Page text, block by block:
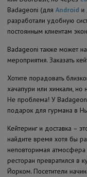
Badageoni (для Android и
разработали удобную
постоянным клиентам
Badageoni также может
мероприятия. Заказать
Хотите порадовать
хачапури или хинкали, но
Не проблема! У
подарок для гурмана в
Кейтеринг и доставка –
найдите время хотя бы
неповторимая
ресторан превратился в
Йорком. Посетители